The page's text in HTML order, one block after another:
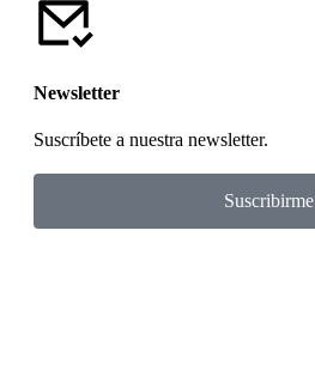
Newsletter
Suscríbete a nuestra newsletter.
Suscribirme